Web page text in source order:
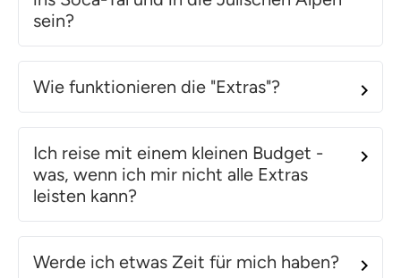
sein?
Wie funktionieren die "Extras"?
Ich reise mit einem kleinen Budget -
was, wenn ich mir nicht alle Extras
leisten kann?
Werde ich etwas Zeit für mich haben?